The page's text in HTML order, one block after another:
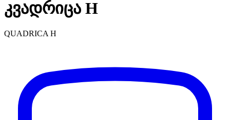
კვადრიცა H
QUADRICA H